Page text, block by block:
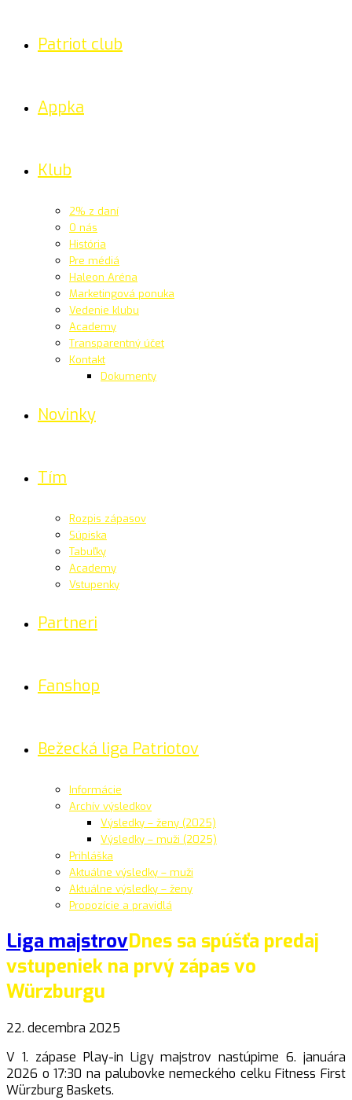
Patriot club
Appka
Klub
2% z daní
O nás
História
Pre médiá
Haleon Aréna
Marketingová ponuka
Vedenie klubu
Academy
Transparentný účet
Kontakt
Dokumenty
Novinky
Tím
Rozpis zápasov
Súpiska
Tabuľky
Academy
Vstupenky
Partneri
Fanshop
Bežecká liga Patriotov
Informácie
Archív výsledkov
Výsledky – ženy (2025)
Výsledky – muži (2025)
Prihláška
Aktuálne výsledky – muži
Aktuálne výsledky – ženy
Propozície a pravidlá
Liga majstrovDnes sa spúšťa predaj
vstupeniek na prvý zápas vo
Würzburgu
22. decembra 2025
V 1. zápase Play-in Ligy majstrov nastúpime 6. januára
2026 o 17:30 na palubovke nemeckého celku Fitness First
Würzburg Baskets.